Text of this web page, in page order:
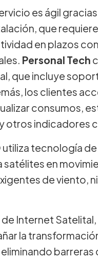
es ágil
que
en plazos
Personal Tech
que incluye
los clientes
consumos,
otros indicadores
utiliza tecnología
en
de viento,
Internet Satelital,
la